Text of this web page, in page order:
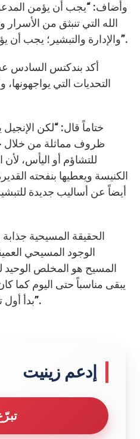
وأضاف: “يجب أن يؤمن
الله التي تنبثق من
والإدارة والتبشير؛ يجب أن يؤمنوا ويعيشوا ما يحتفلون به”.
أكد بندكتس السادس
التحديات التي
ختاماً قال: “لكن
ظروف مماثلة من خلال
للتشاؤم أو اليأس،
الكنيسة ويعطيها بنفحته
أيضاً عن أساليب جديدة
الوجود المسيحي
المسيح هو المخلص الوحيد
يبقى مناسباً حتى اليوم كما
بدأ أول توسع تبشيري ضخم للإنجيل”.
إدعم زينيت